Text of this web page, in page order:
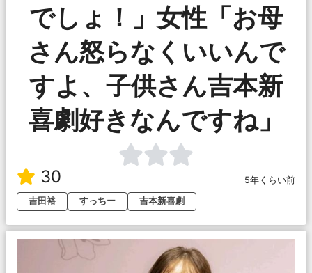
でしょ！」女性「お母
さん怒らなくいいんで
すよ、子供さん吉本新
喜劇好きなんですね」
30
5年くらい前
吉田裕
すっちー 吉本新喜劇